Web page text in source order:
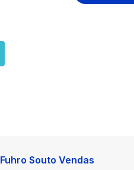
Fuhro Souto Vendas